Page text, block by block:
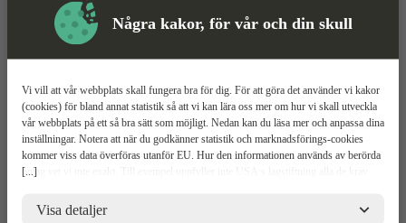
Några kakor, för vår och din skull
[...]
Vi vill att vår webbplats skall fungera bra för dig. För att göra det använder vi kakor
(cookies) för bland annat statistik så att vi kan lära oss mer om hur vi skall utveckla
vår webbplats på ett så bra sätt som möjligt. Nedan kan du läsa mer och anpassa dina
inställningar. Notera att när du godkänner statistik och marknadsförings-cookies
kommer viss data överföras utanför EU. Hur den informationen används av berörda
bolag vet vi inte exakt. Till exempel uppfyller inte USA:s lagstiftning alla de krav
risker för dina personuppgifter. De berörda bolagen måste lämna över uppgifter till
brottsbekämpande myndigheter i USA om de får en sådan begäran. Det kan dock
Visa detaljer
Vattenspridare Mer information
Hozelock 2969 Aquastorm
Täcker upp till 180 m2
Vattnar jämnt över hela ytan